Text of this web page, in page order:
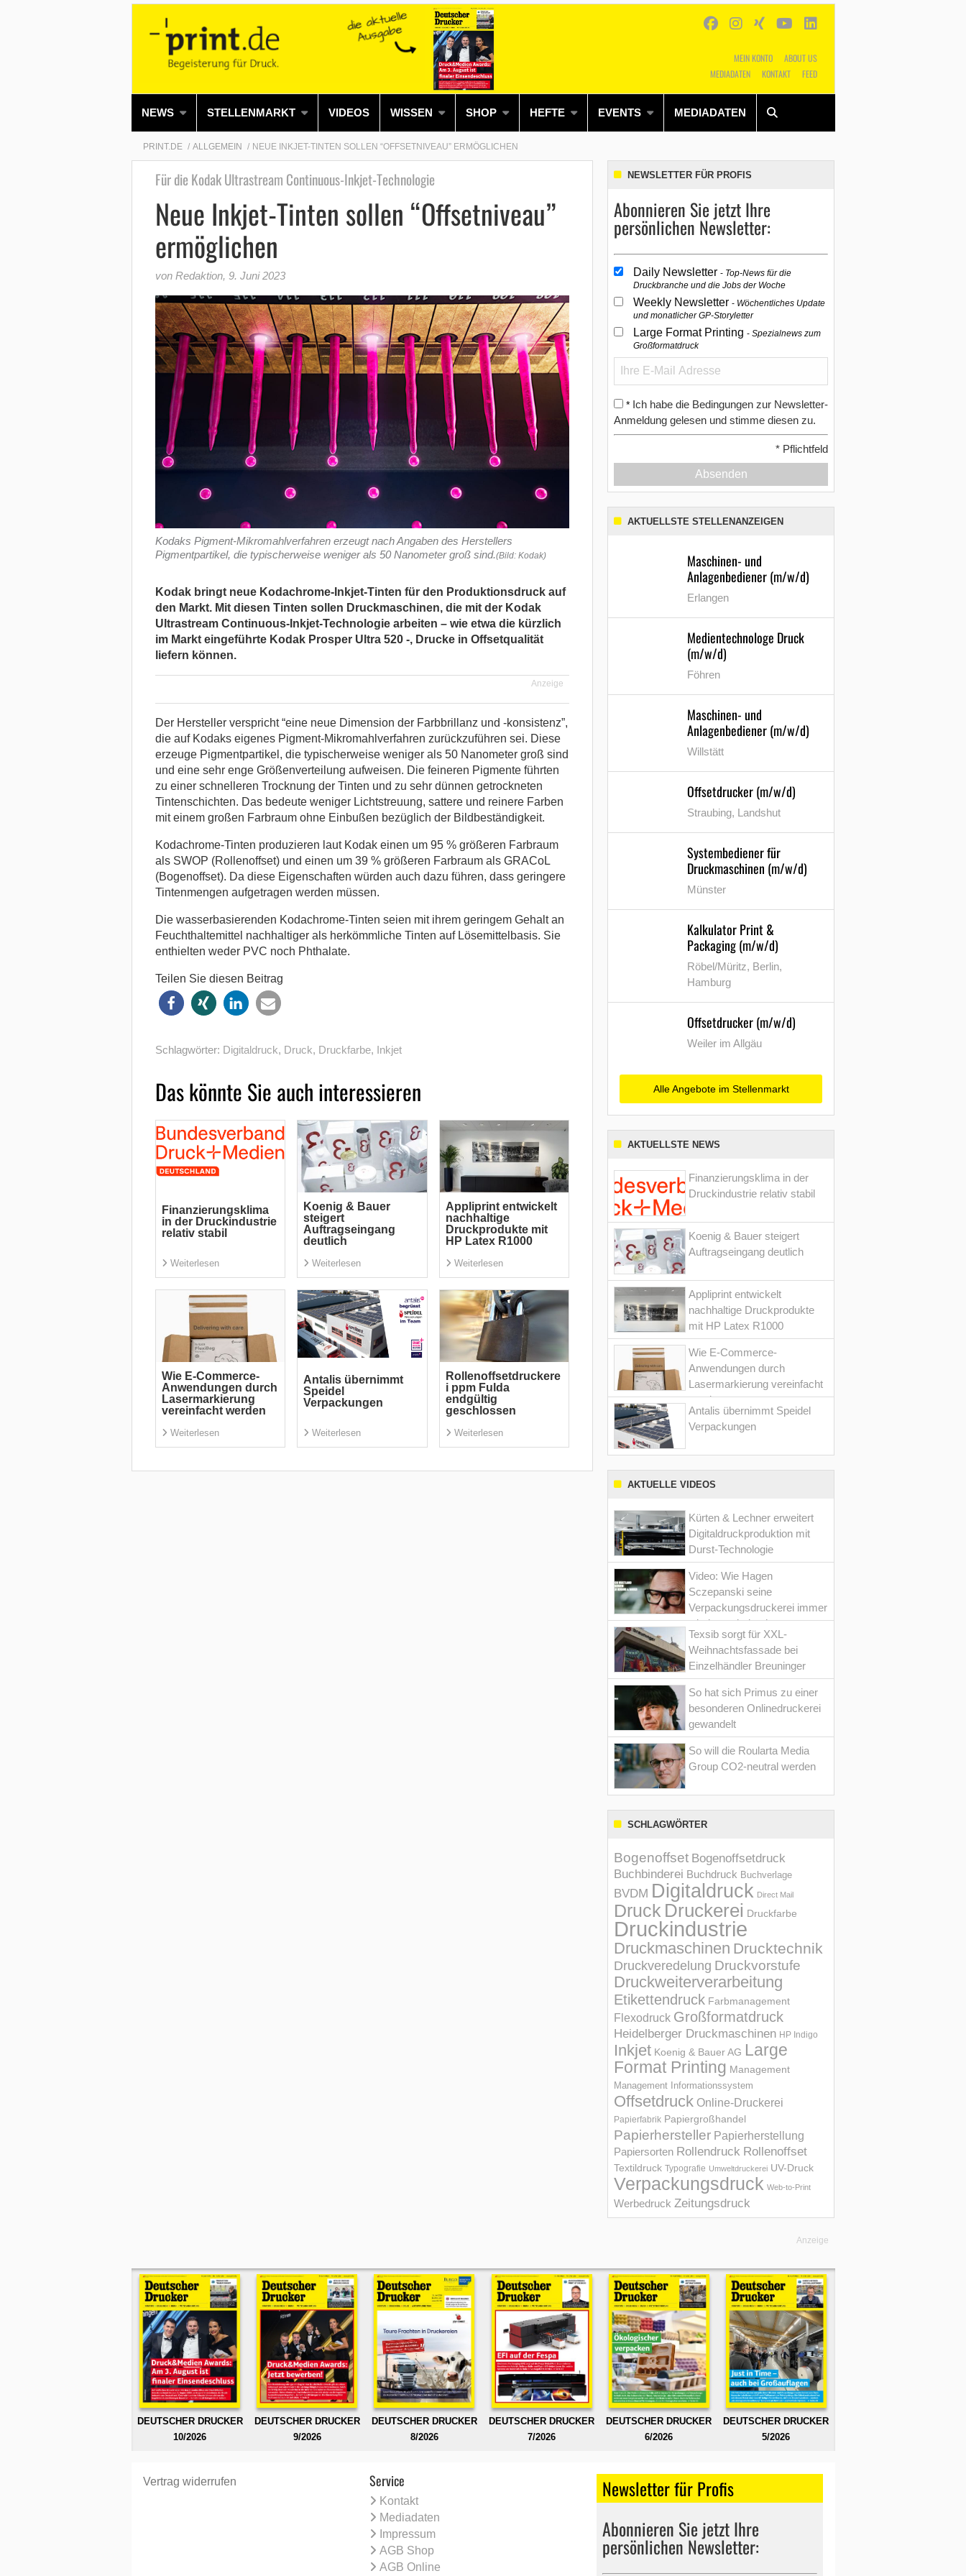
MEIN KONTO
ABOUT US
MEDIADATEN
KONTAKT FEED
NEWS STELLENMARKT VIDEOS WISSEN SHOP HEFTE EVENTS MEDIADATEN
Alles Shop SUCHEN
PRINT.DE ALLGEMEIN NEUE INKJET-TINTEN SOLLEN “OFFSETNIVEAU” ERMÖGLICHEN
Für die Kodak Ultrastream Continuous-Inkjet-Technologie
Neue Inkjet-Tinten sollen “Offsetniveau”
ermöglichen
von Redaktion, 9. Juni 2023
Kodaks Pigment-Mikromahlverfahren erzeugt nach Angaben des Herstellers
Pigmentpartikel, die typischerweise weniger als 50 Nanometer groß sind.(Bild: Kodak)
Kodak bringt neue Kodachrome-Inkjet-Tinten für den Produktionsdruck auf
den Markt. Mit diesen Tinten sollen Druckmaschinen, die mit der Kodak
Ultrastream Continuous-Inkjet-Technologie arbeiten – wie etwa die kürzlich
im Markt eingeführte Kodak Prosper Ultra 520 -, Drucke in Offsetqualität
liefern können.
Anzeige
Der Hersteller verspricht “eine neue Dimension der Farbbrillanz und -konsistenz”,
die auf Kodaks eigenes Pigment-Mikromahlverfahren zurückzuführen sei. Diese
erzeuge Pigmentpartikel, die typischerweise weniger als 50 Nanometer groß sind
und eine sehr enge Größenverteilung aufweisen. Die feineren Pigmente führten
zu einer schnelleren Trocknung der Tinten und zu sehr dünnen getrockneten
Tintenschichten. Das bedeute weniger Lichtstreuung, sattere und reinere Farben
mit einem großen Farbraum ohne Einbußen bezüglich der Bildbeständigkeit.
Kodachrome-Tinten produzieren laut Kodak einen um 95 % größeren Farbraum
als SWOP (Rollenoffset) und einen um 39 % größeren Farbraum als GRACoL
(Bogenoffset). Da diese Eigenschaften würden auch dazu führen, dass geringere
Tintenmengen aufgetragen werden müssen.
Die wasserbasierenden Kodachrome-Tinten seien mit ihrem geringem Gehalt an
Feuchthaltemittel nachhaltiger als herkömmliche Tinten auf Lösemittelbasis. Sie
enthielten weder PVC noch Phthalate.
Teilen Sie diesen Beitrag
Schlagwörter: Digitaldruck, Druck, Druckfarbe, Inkjet
Das könnte Sie auch interessieren
Finanzierungsklima
in der Druckindustrie
relativ stabil
Weiterlesen
Koenig & Bauer
steigert
Auftragseingang
deutlich
Weiterlesen
Appliprint entwickelt
nachhaltige
Druckprodukte mit
HP Latex R1000
Weiterlesen
Wie E-Commerce-
Anwendungen durch
Lasermarkierung
vereinfacht werden
Weiterlesen
Antalis übernimmt
Speidel
Verpackungen
Weiterlesen
Rollenoffsetdruckere
i ppm Fulda
endgültig
geschlossen
Weiterlesen
NEWSLETTER FÜR PROFIS
Abonnieren Sie jetzt Ihre
persönlichen Newsletter:
Daily Newsletter Top-News für die
Druckbranche und die Jobs der Woche
Weekly Newsletter Wöchentliches Update
und monatlicher GP-Storyletter
Large Format Printing Spezialnews zum
Großformatdruck
* Ich habe die Bedingungen zur Newsletter-
Anmeldung gelesen und stimme diesen zu.
* Pflichtfeld
Absenden
AKTUELLSTE STELLENANZEIGEN
Maschinen- und
Anlagenbediener (m/w/d)
Erlangen
Medientechnologe Druck
(m/w/d)
Föhren
Maschinen- und
Anlagenbediener (m/w/d)
Willstätt
Offsetdrucker (m/w/d)
Straubing, Landshut
Systembediener für
Druckmaschinen (m/w/d)
Münster
Kalkulator Print &
Packaging (m/w/d)
Röbel/Müritz, Berlin,
Hamburg
Offsetdrucker (m/w/d)
Weiler im Allgäu
Alle Angebote im Stellenmarkt
AKTUELLSTE NEWS
Finanzierungsklima in der
Druckindustrie relativ stabil
Koenig & Bauer steigert
Auftragseingang deutlich
Appliprint entwickelt
nachhaltige Druckprodukte
mit HP Latex R1000
Wie E-Commerce-
Anwendungen durch
Lasermarkierung vereinfacht
werden
Antalis übernimmt Speidel
Verpackungen
AKTUELLE VIDEOS
Kürten & Lechner erweitert
Digitaldruckproduktion mit
Durst-Technologie
Video: Wie Hagen
Sczepanski seine
Verpackungsdruckerei immer
wieder optimiert hat
Texsib sorgt für XXL-
Weihnachtsfassade bei
Einzelhändler Breuninger
So hat sich Primus zu einer
besonderen Onlinedruckerei
gewandelt
So will die Roularta Media
Group CO2-neutral werden
SCHLAGWÖRTER
Bogenoffset Bogenoffsetdruck
Buchbinderei Buchdruck Buchverlage
BVDM Digitaldruck Direct Mail
Druck Druckerei Druckfarbe
Druckindustrie
Druckmaschinen Drucktechnik
Druckveredelung Druckvorstufe
Druckweiterverarbeitung
Etikettendruck Farbmanagement
Flexodruck Großformatdruck
Heidelberger Druckmaschinen HP Indigo
Inkjet Koenig & Bauer AG Large
Format Printing Management
Management Informations­system
Offsetdruck Online-Druckerei
Papierfabrik Papiergroßhandel
Papierhersteller Papierherstellung
Papiersorten Rollendruck Rollenoffset
Textildruck Typografie Umweltdruckerei UV-Druck
Verpackungsdruck Web-to-Print
Werbedruck Zeitungsdruck
Anzeige
DEUTSCHER DRUCKER
10/2026
DEUTSCHER DRUCKER
9/2026
DEUTSCHER DRUCKER
8/2026
DEUTSCHER DRUCKER
7/2026
DEUTSCHER DRUCKER
6/2026
DEUTSCHER DRUCKER
5/2026
Vertrag widerrufen Service
Kontakt
Mediadaten
Impressum
AGB Shop
AGB Online
Newsletter für Profis
Abonnieren Sie jetzt Ihre
persönlichen Newsletter: